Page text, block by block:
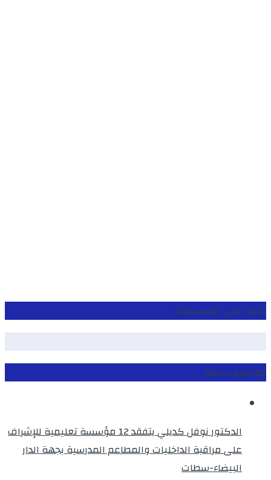
تابعنا على الفايسبوك
مواضيع سابقة
الدكتور نوفل كديلي يتفقد 12 مؤسسة تعليمية للإشراف
على مراقبة الداخليات والمطاعم المدرسية بجهة الدار
البيضاء-سطات